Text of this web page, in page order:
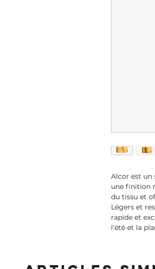
Alcor est un
une finition
du tissu et
Légers et
rapide et
l'été et la